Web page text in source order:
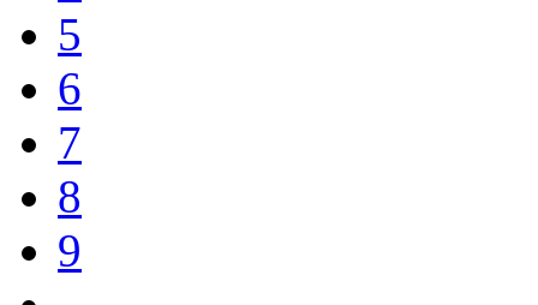
5
6
7
8
9